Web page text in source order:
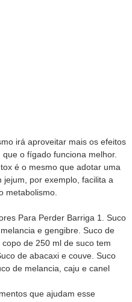
irá aproveitar mais os efeitos
o fígado funciona melhor.
é o mesmo que adotar uma
por exemplo, facilita a
metabolismo.
Para Perder Barriga 1. Suco
e gengibre. Suco de
de 250 ml de suco tem
de abacaxi e couve. Suco
de melancia, caju e canel
que ajudam esse